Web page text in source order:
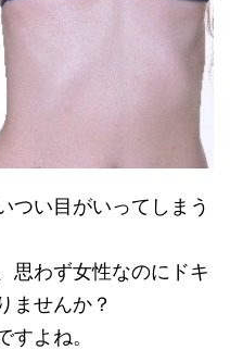
つい目がいってしまう
思わず女性なのにドキ
ませんか？
すよね。